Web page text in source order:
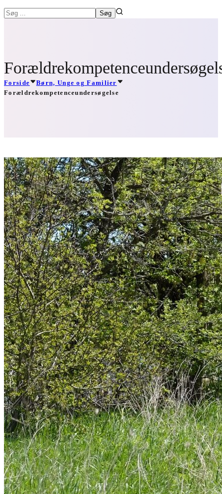
Forside
Børn, Unge og Familier
Forældrekompetenceundersøgelse